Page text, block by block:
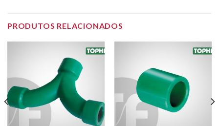
PRODUTOS RELACIONADOS